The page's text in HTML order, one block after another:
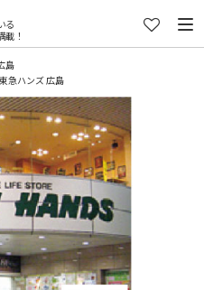
る
載！
島
東急ハンズ 広島